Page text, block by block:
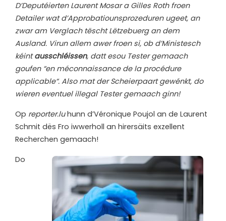
D’Deputéierten Laurent Mosar a Gilles Roth froen
Detailer wat d’Approbatiounsprozeduren ugeet, an
zwar am Verglach tëscht Lëtzebuerg an dem
Ausland. Virun allem awer froen si, ob d’Ministesch
kéintausschléissen, datt esou Tester gemaach
goufen “en méconnaissance de la procédure
applicable“. Also mat der Scheierpaart gewénkt, do
wieren eventuel illegal Tester gemaach ginn!
Op reporter.luhunn d’Véronique Poujol an de Laurent
Schmit dës Fro iwwerholl an hirersäits exzellent
Recherchen gemaach!
Do